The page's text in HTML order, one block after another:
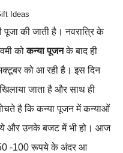
Ideas
की जाती है। नवरात्रि के
कोकन्या पूजनके बाद ही
को आ रही है। इस दिन
जाता है और साथ ही
है कि कन्या पूजन में कन्याओं
और उनके बजट में भी हो। आज
50 -100 रूपये के अंदर आ